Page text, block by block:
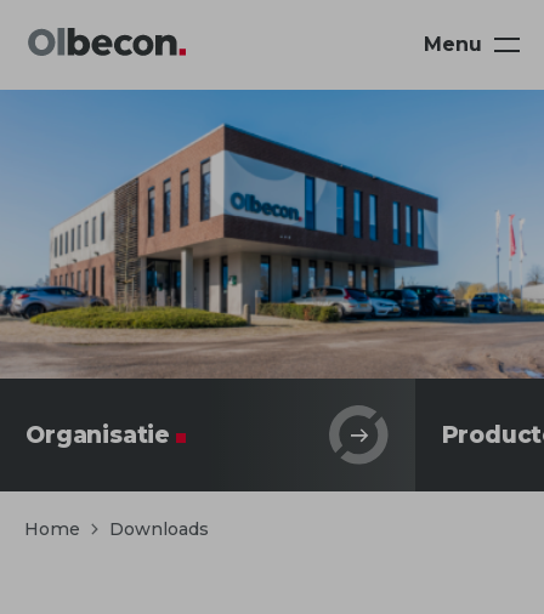
Navigatie
Menu
Organisatie
Home Downloads